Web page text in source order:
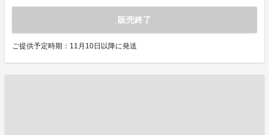
販売終了
ご提供予定時期：11月10日以降に発送